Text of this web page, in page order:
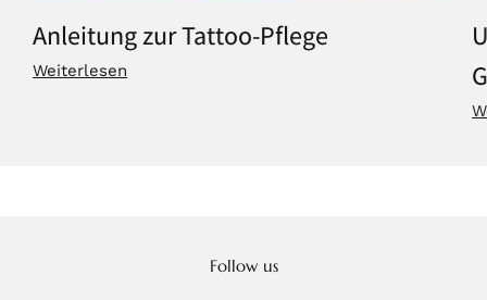
Anleitung zur Tattoo-Pflege
Weiterlesen
Follow us